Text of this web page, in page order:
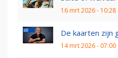
16 mrt 2026 - 10:28
De kaarten zijn
14 mrt 2026 - 07:00